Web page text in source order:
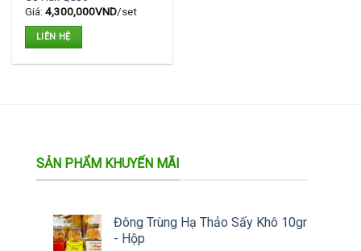
sản
phẩm
Giá: 4,300,000VND/set
LIÊN HỆ
SẢN PHẨM KHUYẾN MÃI
Đông Trùng Hạ Thảo Sấy Khô 10gr
- Hộp